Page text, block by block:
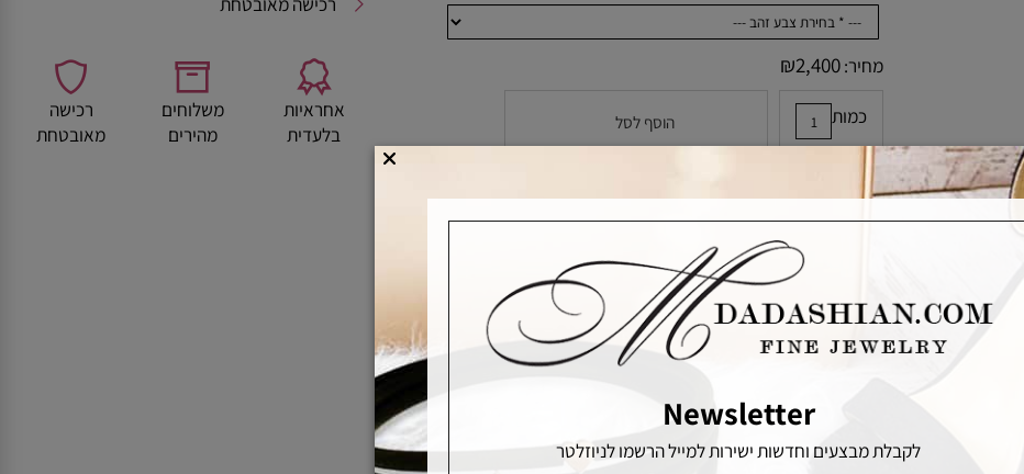
הוסף לסל
הוסף לרשימת המשאלות
אחראיות משלוחים רכישה
Newsletter